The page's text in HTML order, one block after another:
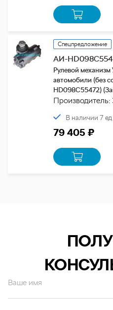
Спецпредложение
АИ-
Рулевой
автомобили (без
HD098C55472)
В наличии 7 ед
79 405 ₽
Ваше имя